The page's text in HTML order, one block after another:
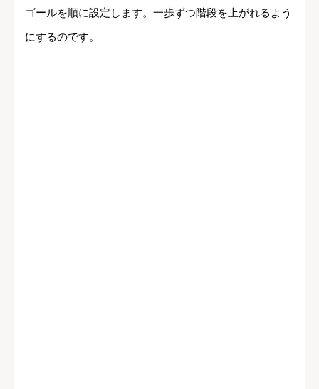
ゴールを順に設定します。一歩ずつ階段を上がれるよう
にするのです。